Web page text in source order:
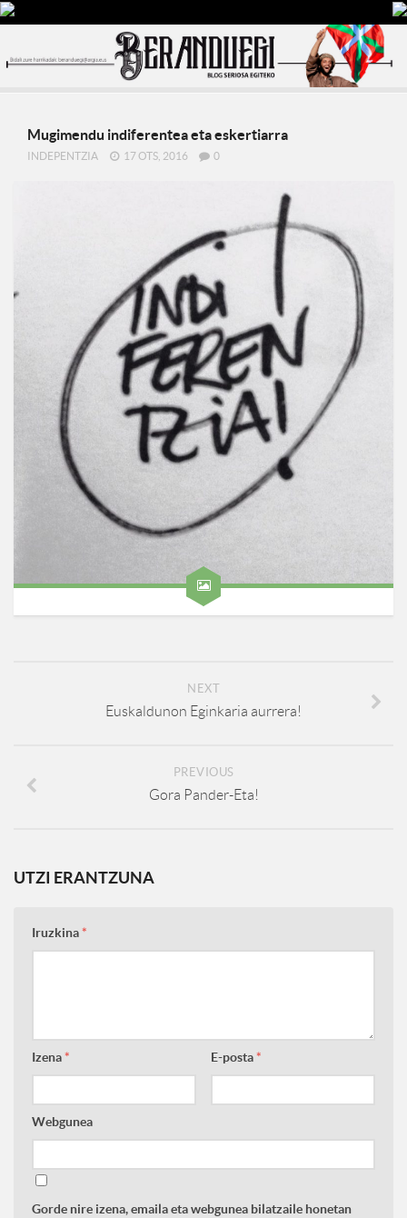
Mugimendu indiferentea eta eskertiarra
INDEPENTZIA 17 OTS, 2016 0
NEXT
Euskaldunon Eginkaria aurrera!
PREVIOUS
Gora Pander-Eta!
UTZI ERANTZUNA
Iruzkina*
Izena* E-posta*
Webgunea
Gorde nire izena, emaila eta webgunea bilatzaile honetan